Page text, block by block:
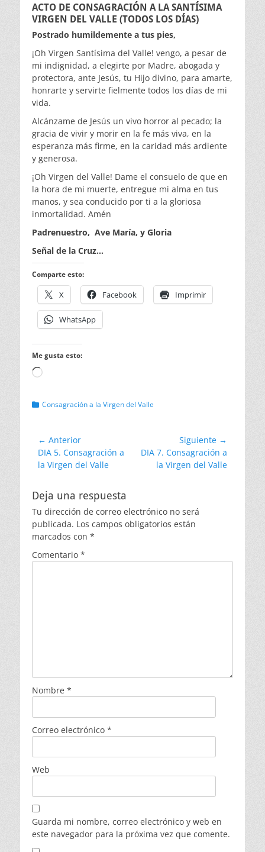
ACTO DE CONSAGRACIÓN A LA SANTÍSIMA
VIRGEN DEL VALLE (TODOS LOS DÍAS)
Postrado humildemente a tus pies,
¡Oh Virgen Santísima del Valle! vengo, a pesar de
mi indignidad, a elegirte por Madre, abogada y
protectora, ante Jesús, tu Hijo divino, para amarte,
honrarte y servirte fielmente todos los días de mi
vida.
Alcánzame de Jesús un vivo horror al pecado; la
gracia de vivir y morir en la fe más viva, en la
esperanza más firme, en la caridad más ardiente
y generosa.
¡Oh Virgen del Valle! Dame el consuelo de que en
la hora de mi muerte, entregue mi alma en tus
manos, y sea conducido por ti a la gloriosa
inmortalidad. Amén
Padrenuestro, Ave María, y Gloria
Señal de la Cruz…
Comparte esto:
X Facebook Imprimir
WhatsApp
Me gusta esto:
Cargando...
Categorias
Consagración a la Virgen del Valle
Navegación
de
entradas
← Anterior
Entrada
anterior:
DIA 5. Consagración a
la Virgen del Valle
Siguiente →
Entrada
siguiente:
DIA 7. Consagración a
la Virgen del Valle
Deja una respuesta
Tu dirección de correo electrónico no será
publicada. Los campos obligatorios están
marcados con *
Comentario *
Nombre *
Correo electrónico *
Web
Guarda mi nombre, correo electrónico y web en
este navegador para la próxima vez que comente.